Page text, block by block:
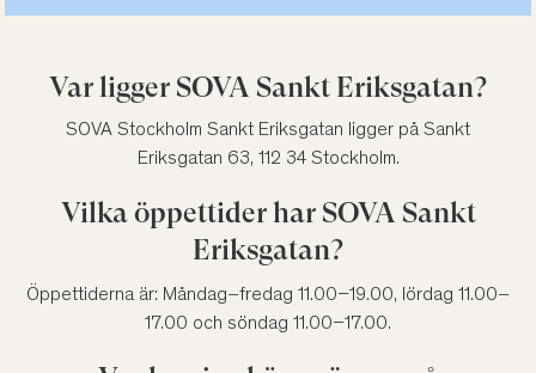
Var ligger SOVA Sankt Eriksgatan?
SOVA Stockholm Sankt Eriksgatan ligger på Sankt
Eriksgatan 63, 112 34 Stockholm.
Vilka öppettider har SOVA Sankt
Eriksgatan?
Öppettiderna är: Måndag–fredag 11.00–19.00, lördag 11.00–
17.00 och söndag 11.00–17.00.